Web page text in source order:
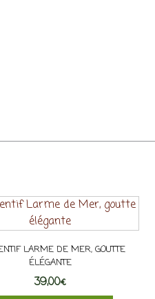
LARME DE MER, GOUTTE
ÉLÉGANTE
39,00€